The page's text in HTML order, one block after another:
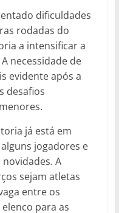
dificuldades
rodadas do
a intensificar a
A necessidade de
evidente após a
desafios
já está em
jogadores e
A
sejam atletas
entre os
para as